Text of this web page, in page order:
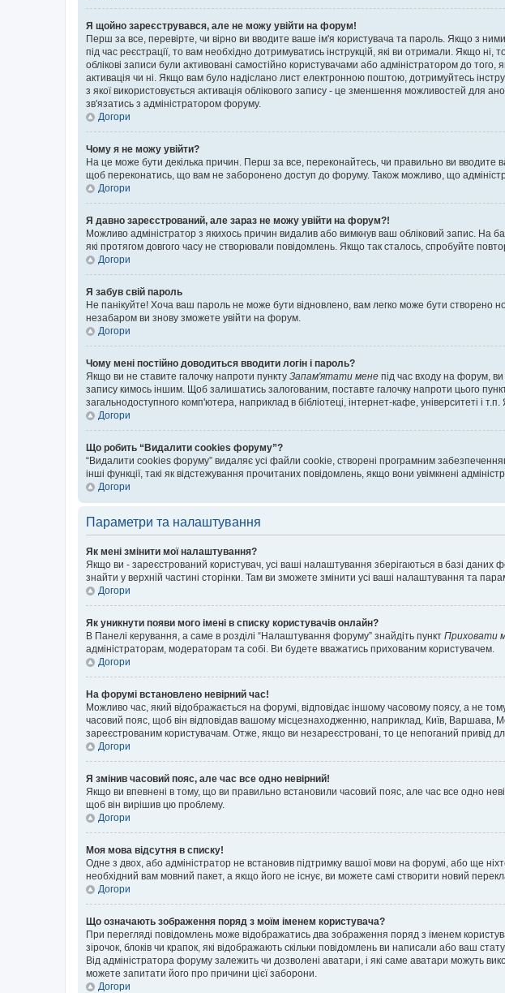
Я щойно зареєструвався, але не можу увійти на форум!
Перш за все, перевірте, чи вірно ви вводите ваше ім'я користувача та пароль. Якщо з
під час реєстрації, то вам необхідно дотримуватись інструкцій, які ви отримали. Якщо
облікові записи були активовані самостійно користувачами або адміністратором до
активація чи ні. Якщо вам було надіслано лист електронною поштою, дотримуйтесь
з якої використовується активація облікового запису - це зменшення можливостей для
зв'язатись з адміністратором форуму.
Догори
Чому я не можу увійти?
На це може бути декілька причин. Перш за все, переконайтесь, чи правильно ви вводите
щоб переконатись, що вам не заборонено доступ до форуму. Також можливо, що
Догори
Я давно зареєстрований, але зараз не можу увійти на форум?!
Можливо адміністратор з якихось причин видалив або вимкнув ваш обліковий запис. На
які протягом довгого часу не створювали повідомлень. Якщо так сталось, спробуйте
Догори
Я забув свій пароль
Не панікуйте! Хоча ваш пароль не може бути відновлено, вам легко може бути створено
незабаром ви знову зможете увійти на форум.
Догори
Чому мені постійно доводиться вводити логін і пароль?
Якщо ви не ставите галочку напроти пункту Запам'ятати мене під час входу на форум,
запису кимось іншим. Щоб залишатись залогованим, поставте галочку напроти цього
загальнодоступного комп'ютера, наприклад в бібліотеці, інтернет-кафе, університеті і
Догори
Що робить “Видалити cookies форуму”?
“Видалити cookies форуму” видаляє усі файли cookie, створені програмним
інші функції, такі як відстежування прочитаних повідомлень, якщо вони увімкнені
Догори
Параметри та налаштування
Як мені змінити мої налаштування?
Якщо ви - зареєстрований користувач, усі ваші налаштування зберігаються в базі даних
знайти у верхній частині сторінки. Там ви зможете змінити усі ваші налаштування та
Догори
Як уникнути появи мого імені в списку користувачів онлайн?
В Панелі керування, а саме в розділі “Налаштування форуму” знайдіть пункт Приховати
адміністраторам, модераторам та собі. Ви будете вважатись прихованим користувачем.
Догори
На форумі встановлено невірний час!
Можливо час, який відображається на форумі, відповідає іншому часовому поясу, а не
часовий пояс, щоб він відповідав вашому місцезнаходженню, наприклад, Київ, Варшава,
зареєстрованим користувачам. Отже, якщо ви незареєстровані, то це непоганий привід
Догори
Я змінив часовий пояс, але час все одно невірний!
Якщо ви впевнені в тому, що ви правильно встановили часовий пояс, але час все одно
щоб він вирішив цю проблему.
Догори
Моя мова відсутня в списку!
Одне з двох, або адміністратор не встановив підтримку вашої мови на форумі, або ще
необхідний вам мовний пакет, а якщо його не існує, ви можете самі створити новий
Догори
Що означають зображення поряд з моїм іменем користувача?
При перегляді повідомлень може відображатись два зображення поряд з іменем
зірочок, блоків чи крапок, які відображають скільки повідомлень ви написали або ваш
Від адміністратора форуму залежить чи дозволені аватари, і які саме аватари можуть
можете запитати його про причини цієї заборони.
Догори